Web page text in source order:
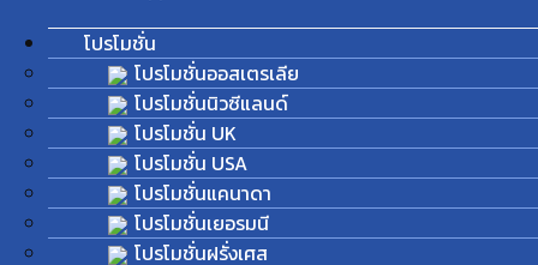
โปรโมชั่น
โปรโมชั่นออสเตรเลีย
โปรโมชั่นนิวซีแลนด์
โปรโมชั่น UK
โปรโมชั่น USA
โปรโมชั่นแคนาดา
โปรโมชั่นเยอรมนี
โปรโมชั่นฝรั่งเศส